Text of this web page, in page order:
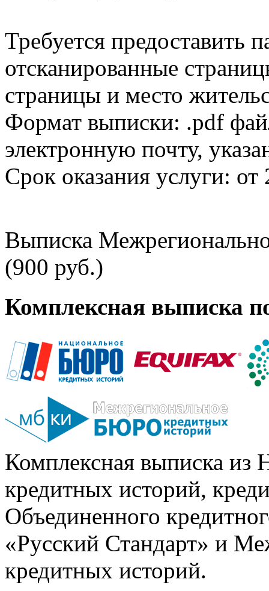
Требуется предоставить
отсканированные
страницы и место
Формат выписки: .pdf
электронную почту,
Срок оказания услуги: от
Выписка
(900 руб.)
Комплексная выписка
Комплексная выписка из
кредитных историй,
Объединенного
«Русский Стандарт» и
кредитных историй.